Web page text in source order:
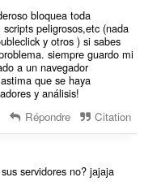
bloquea toda
peligrosos,etc (nada
y otros ) si sabes
siempre guardo mi
a un navegador
que se haya
y análisis!
Répondre Citation
servidores no? jajaja